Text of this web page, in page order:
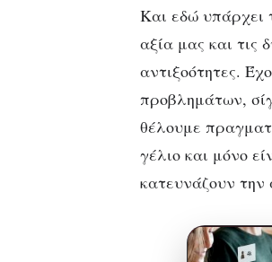
Και εδώ υπάρχει
αξία μας και τις
αντιξοότητες.
προβλημάτων,
θέλουμε
γέλιο και μόνο
κατευνάζουν την